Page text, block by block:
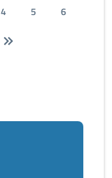
4 5
6